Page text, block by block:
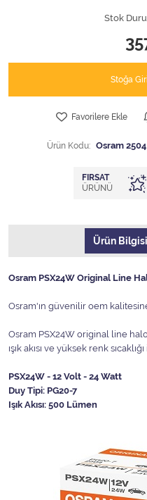
Stok
Stoğa
Favorilere Ekle
Ürün Kodu: Osram 2504
FIRSAT
ÜRÜNÜ
Ürün Bilgisi
Osram PSX24W Original Line
Osram'ın güvenilir oem
Osram PSX24W original line
ışık akısı ve yüksek renk
PSX24W - 12 Volt - 24 Watt
Duy Tipi: PG20-7
Işık Akısı: 500 Lümen